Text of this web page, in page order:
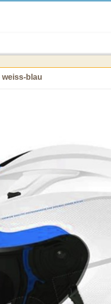
weiss-blau